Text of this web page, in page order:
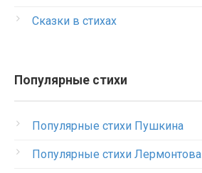
Сказки в стихах
Популярные стихи
Популярные стихи Пушкина
Популярные стихи Лермонтова